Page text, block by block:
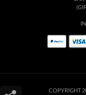
COPYRIGHT